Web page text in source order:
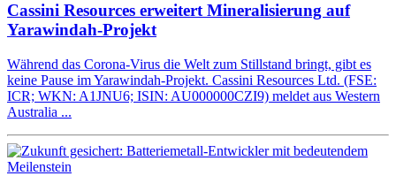
Cassini Resources erweitert Mineralisierung auf
Yarawindah-Projekt
Während das Corona-Virus die Welt zum Stillstand bringt, gibt es
keine Pause im Yarawindah-Projekt. Cassini Resources Ltd. (FSE:
ICR; WKN: A1JNU6; ISIN: AU000000CZI9) meldet aus Western
Australia ...